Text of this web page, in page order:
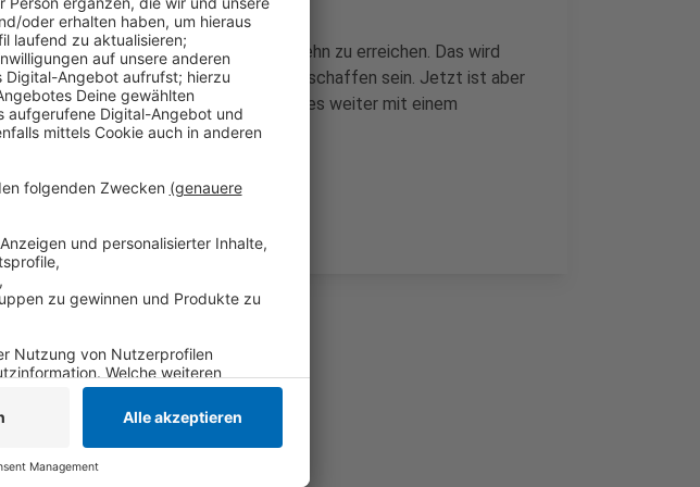
14 Punkte, um den wichtigen Platz zehn zu erreichen. Das wird
der Hauptrunde wohl nicht mehr zu schaffen sein. Jetzt ist aber
Nächste Woche Freitag (14.02.) geht es weiter mit einem
Berlin.